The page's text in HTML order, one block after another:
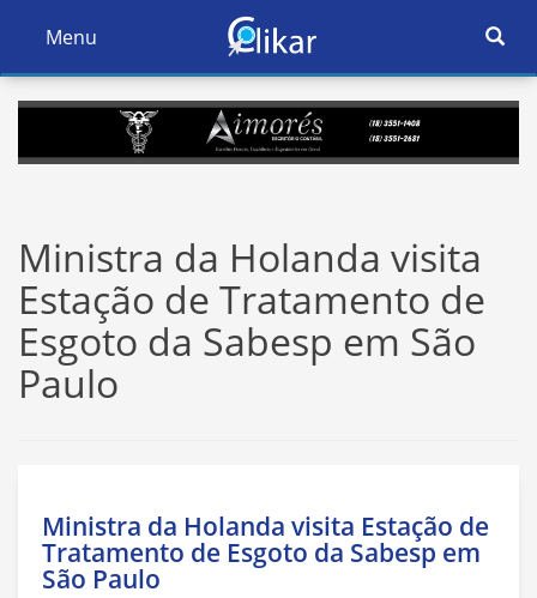
Ativar
Navegação
Menu
Ativar
Ministra da Holanda visita
Estação de Tratamento de
Esgoto da Sabesp em São
Paulo
Ministra da Holanda visita Estação de
Tratamento de Esgoto da Sabesp em
São Paulo